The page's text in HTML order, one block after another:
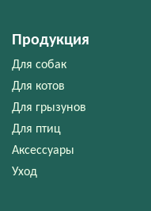
Продукция
Для собак
Для котов
Для грызунов
Для птиц
Аксессуары
Уход